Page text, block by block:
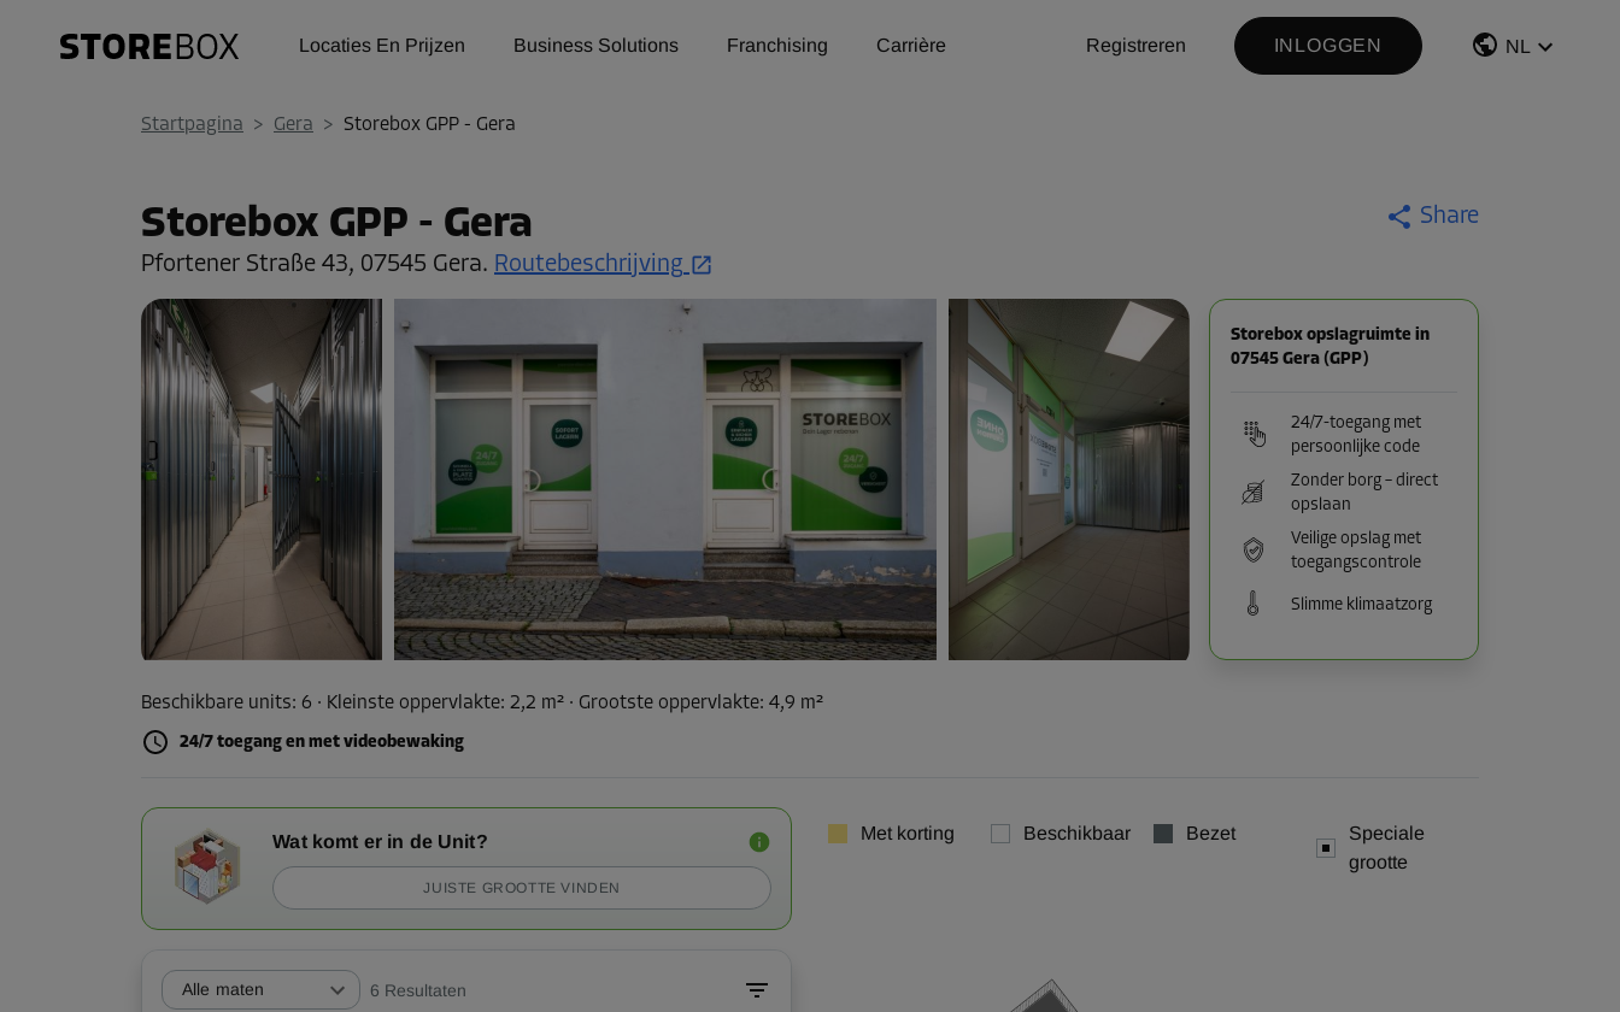
Locaties En Prijzen Business Solutions Franchising Carrière Registreren INLOGGEN NL
Startpagina > Gera > Storebox GPP - Gera
Storebox GPP - Gera
Pfortener Straße 43, 07545 Gera. Routebeschrijving
Share
Storebox opslagruimte in
07545 Gera (GPP)
24/7-toegang met
persoonlijke code
Zonder borg – direct
opslaan
Veilige opslag met
toegangscontrole
Slimme klimaatzorg
Beschikbare units: 6 · Kleinste oppervlakte: 2,2 m² · Grootste oppervlakte: 4,9 m²
24/7 toegang en met videobewaking
Wat komt er in de Unit?
JUISTE GROOTTE VINDEN
Alle maten 6 Resultaten
Met korting Beschikbaar Bezet
Speciale
grootte